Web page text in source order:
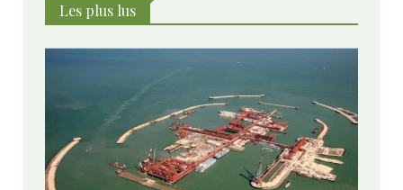
Les plus lus